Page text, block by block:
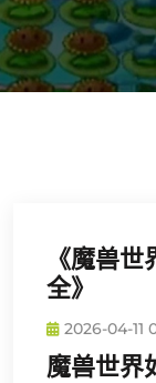
《魔兽
全》
2026-04-11
魔兽世界